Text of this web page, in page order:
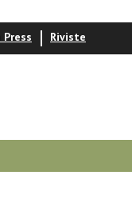
Riviste